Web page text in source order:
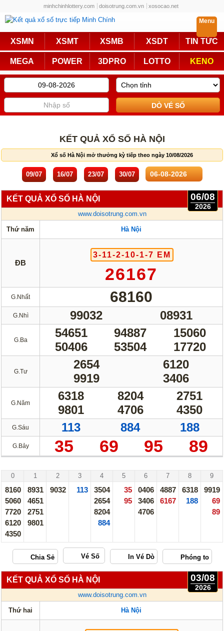
minhchinhlottery.com doisotrung.com.vn xosocao.net
XSMN XSMT XSMB XSDT TIN TỨC
MEGA POWER 3DPRO LOTTO KENO
Menu
Trực Tiếp
Miền Nam Miền Trung
Miền Bắc Mega 6/45
Power 6/55 Max3D Pro
Max 3D Keno
Truyền Thống
Miền Nam Miền Trung
Miền Bắc KQXS Các Tỉnh
Mega 6/45
Max3D Pro
Keno
Bingo 18
6x36
Sớ Đầu Đuôi
Miền Trung
Lô Gan
Giải Đặc Biệt Kiểm Tra Gan Cực Đại
Tần Suất Tần Suất Chi Tiết
Lotto 5/35 Mega 6/45
Power 6/55
In Vé Dò
Miền Nam
Miền Bắc Lotto 5/35
Mega 6/45 Power 6/55
KẾT QUẢ XỔ SỐ HÀ NỘI
Xổ số Hà Nội mở thưởng kỳ tiếp theo ngày 10/08/2026
09/07 16/07 23/07 30/07
06/08
2026
KẾT QUẢ XỔ SỐ HÀ NỘI
www.doisotrung.com.vn
Thứ năm Hà Nội
ĐB
3-11-2-10-1-7 EM
26167
G.Nhất 68160
G.Nhì 99032 08931
G.Ba
54651 94887
15060
50406
53504 17720
G.Tư
2654
6120
9919
3406
G.Năm
6318 8204
2751
9801
4706 4350
G.Sáu 113 884 188
G.Bảy 35 69 95 89
0 1 2 3 4 5 6 7 8 9
8160
5060
7720
6120
4350
8931
4651
2751
9801
9032 113
3504
2654
8204
884
35
95
0406
3406
4706
4887
6167
6318
188
9919
69
89
Vé Số
03/08
2026
KẾT QUẢ XỔ SỐ HÀ NỘI
www.doisotrung.com.vn
Thứ hai Hà Nội